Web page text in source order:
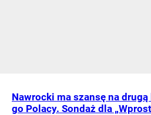
Nawrocki ma szansę na
go Polacy. Sondaż dla